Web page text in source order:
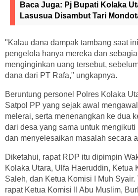
Baca Juga: Pj Bupati Kolaka
Lasusua Disambut Tari
"Kalau dana dampak tambang saat
pengelola hanya mereka dan
menginginkan uang tersebut,
dana dari PT Rafa," ungkapnya.
Beruntung personel Polres Kolaka
Satpol PP yang sejak awal
melerai, serta menenangkan ke dua
dari desa yang sama untuk
dan menyelesaikan masalah secara
Diketahui, rapat RDP itu dipimpin
Kolaka Utara, Ulfa Haeruddin, Ketua
Saleh, dan Ketua Komisi I Muh Syair.
rapat Ketua Komisi II Abu Muslim,